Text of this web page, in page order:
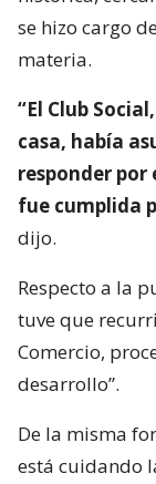
se hizo cargo
materia.
“El Club
casa, había
responder por
fue cumplida
dijo.
Respecto a la
tuve que
Comercio,
desarrollo”.
De la misma
está cuidando